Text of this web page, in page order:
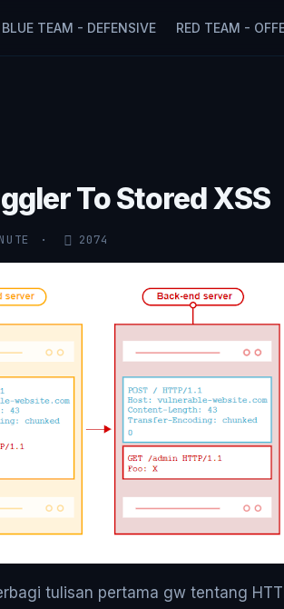
BLUE TEAM - DEFENSIVE RED TEAM -
To Stored XSS
2074
tulisan pertama gw tentang